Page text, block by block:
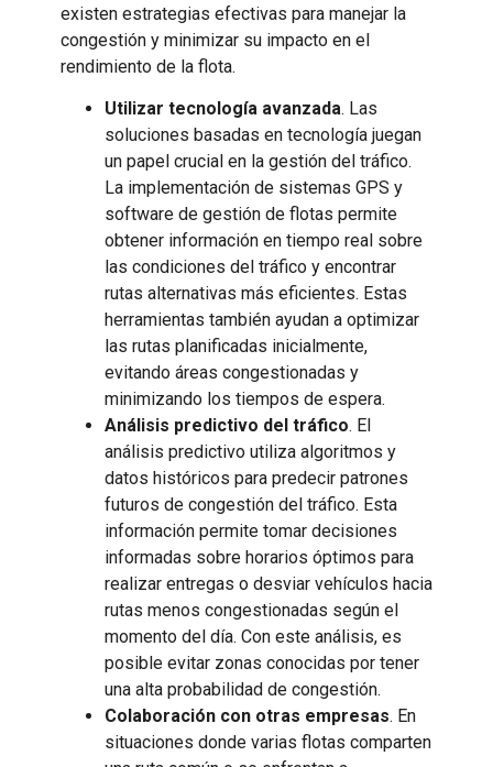
existen estrategias efectivas para manejar la
congestión y minimizar su impacto en el
rendimiento de la flota.
Utilizar tecnología avanzada. Las
soluciones basadas en tecnología juegan
un papel crucial en la gestión del tráfico.
La implementación de sistemas GPS y
software de gestión de flotas permite
obtener información en tiempo real sobre
las condiciones del tráfico y encontrar
rutas alternativas más eficientes. Estas
herramientas también ayudan a optimizar
las rutas planificadas inicialmente,
evitando áreas congestionadas y
minimizando los tiempos de espera.
Análisis predictivo del tráfico. El
análisis predictivo utiliza algoritmos y
datos históricos para predecir patrones
futuros de congestión del tráfico. Esta
información permite tomar decisiones
informadas sobre horarios óptimos para
realizar entregas o desviar vehículos hacia
rutas menos congestionadas según el
momento del día. Con este análisis, es
posible evitar zonas conocidas por tener
una alta probabilidad de congestión.
Colaboración con otras empresas. En
situaciones donde varias flotas comparten